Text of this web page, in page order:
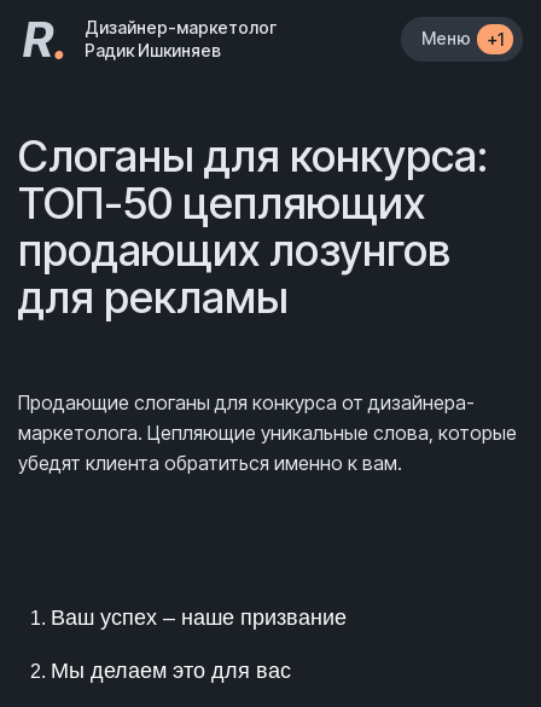
R.
Дизайнер-маркетолог
Радик Ишкиняев
Меню +1
Слоганы для конкурса:
ТОП-50 цепляющих
продающих лозунгов
для рекламы
Продающие слоганы для конкурса от дизайнера-
маркетолога. Цепляющие уникальные слова, которые
убедят клиента обратиться именно к вам.
Ваш успех – наше призвание
Мы делаем это для вас